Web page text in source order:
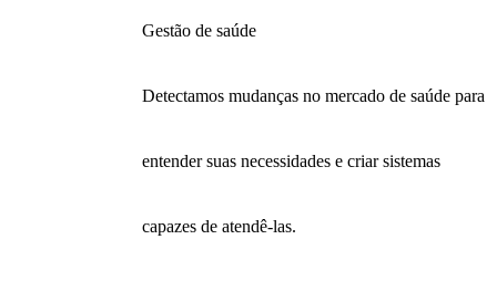
Gestão de saúde
Detectamos mudanças no mercado de saúde para
entender suas necessidades e criar sistemas
capazes de atendê-las.